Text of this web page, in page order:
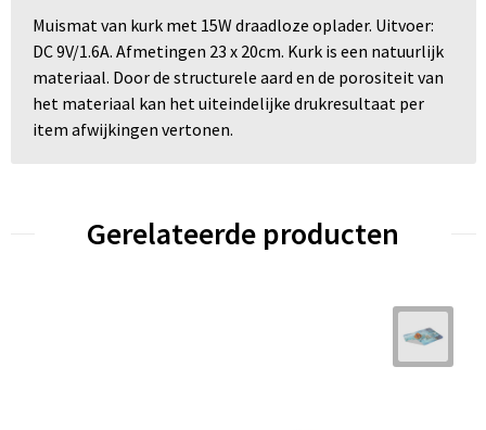
Muismat van kurk met 15W draadloze oplader. Uitvoer:
DC 9V/1.6A. Afmetingen 23 x 20cm. Kurk is een natuurlijk
materiaal. Door de structurele aard en de porositeit van
het materiaal kan het uiteindelijke drukresultaat per
item afwijkingen vertonen.
Gerelateerde producten